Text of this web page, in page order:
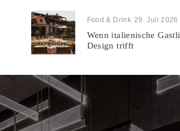
Food & Drink 29. Juli 2026
Wenn italienische
Design trifft